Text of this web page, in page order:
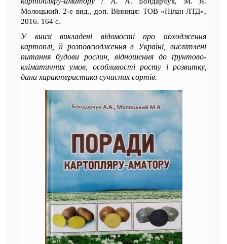
Молоцький. 2-е вид., доп. Вінниця: ТОВ «Нілан-ЛТД»,
2016. 164 с.
У книзі викладені відомості про походження
картоплі, її розповсюдження в Україні, висвітлені
питання будови рослин, відношення до ґрунтово-
кліматичних умов, особливості росту і розвитку,
дана характеристика сучасних сортів.